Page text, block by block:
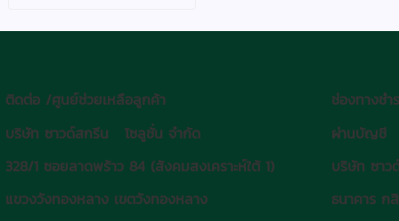
ติดต่อ /ศูนย์ช่วยเหลือลูกค้า
บริษัท ซาวด์สกรีน โซลูชั่น จำกัด
328/1 ซอยลาดพร้าว 84 (สังคมสงเคราะห์ใต้ 1)
แขวงวังทองหลาง เขตวังทองหลาง
ช่องทางชำ
ผ่านบัญชี
บริษัท ซาว
ธนาคาร ก